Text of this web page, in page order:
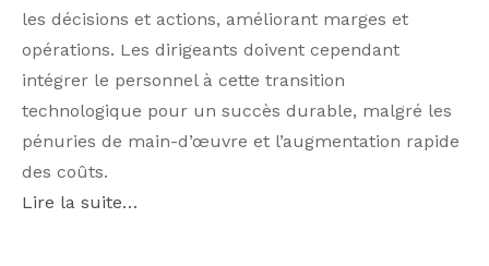
les décisions et actions, améliorant marges et
opérations. Les dirigeants doivent cependant
intégrer le personnel à cette transition
technologique pour un succès durable, malgré les
pénuries de main-d’œuvre et l’augmentation rapide
des coûts.
Lire la suite…